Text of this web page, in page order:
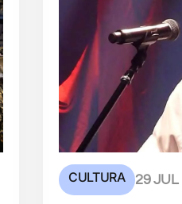
CULTURA 29 JUL